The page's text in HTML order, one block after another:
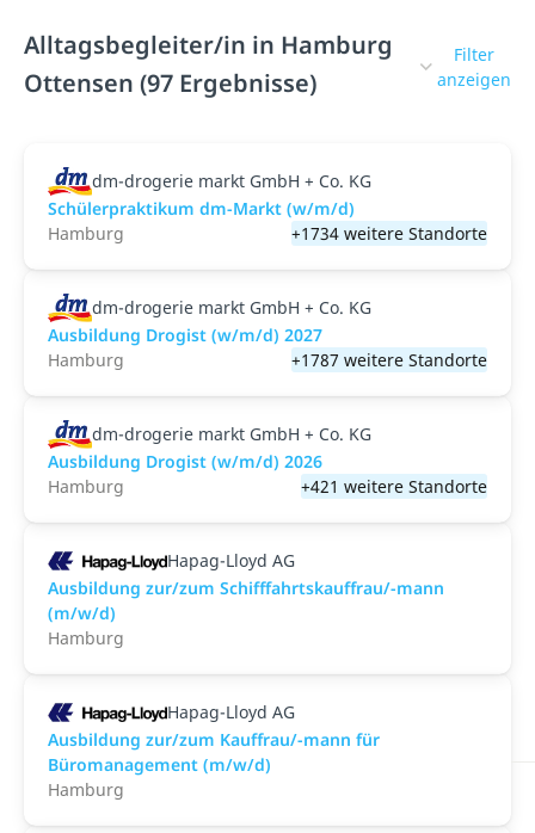
Alltagsbegleiter/in in Hamburg
Ottensen (97 Ergebnisse)
Filter
anzeigen
dm-drogerie markt GmbH + Co. KG
Schülerpraktikum dm-Markt (w/m/d)
Hamburg
+1734 weitere Standorte
dm-drogerie markt GmbH + Co. KG
Ausbildung Drogist (w/m/d) 2027
Hamburg
+1787 weitere Standorte
dm-drogerie markt GmbH + Co. KG
Ausbildung Drogist (w/m/d) 2026
Hamburg
+421 weitere Standorte
Hapag-Lloyd AG
Ausbildung zur/zum Schifffahrtskauffrau/-mann
(m/w/d)
Hamburg
Hapag-Lloyd AG
Ausbildung zur/zum Kauffrau/-mann für
Büromanagement (m/w/d)
Hamburg